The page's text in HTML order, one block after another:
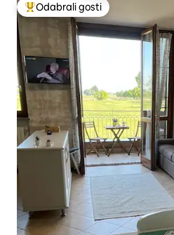
Među najviše rangiranima s
Odabrali gosti